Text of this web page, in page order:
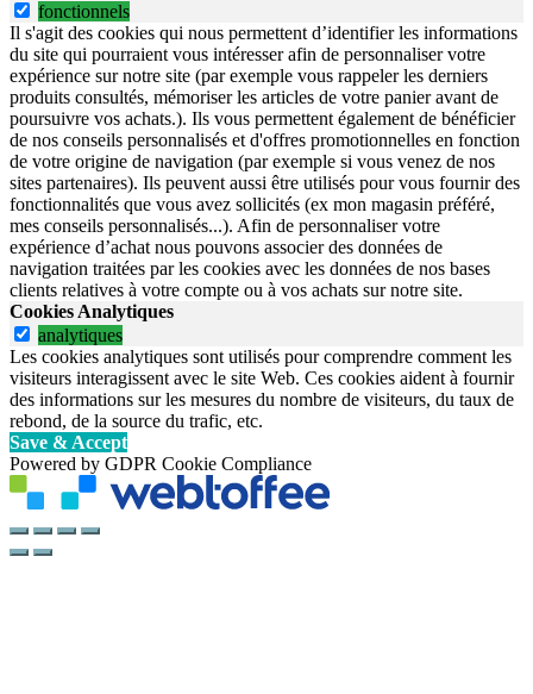
fonctionnels
Il s'agit des cookies qui nous permettent d’identifier les informations
du site qui pourraient vous intéresser afin de personnaliser votre
expérience sur notre site (par exemple vous rappeler les derniers
produits consultés, mémoriser les articles de votre panier avant de
poursuivre vos achats.). Ils vous permettent également de bénéficier
de nos conseils personnalisés et d'offres promotionnelles en fonction
de votre origine de navigation (par exemple si vous venez de nos
sites partenaires). Ils peuvent aussi être utilisés pour vous fournir des
fonctionnalités que vous avez sollicités (ex mon magasin préféré,
mes conseils personnalisés...). Afin de personnaliser votre
expérience d’achat nous pouvons associer des données de
navigation traitées par les cookies avec les données de nos bases
clients relatives à votre compte ou à vos achats sur notre site.
Cookies Analytiques
analytiques
Les cookies analytiques sont utilisés pour comprendre comment les
visiteurs interagissent avec le site Web. Ces cookies aident à fournir
des informations sur les mesures du nombre de visiteurs, du taux de
rebond, de la source du trafic, etc.
Save & Accept
Powered by GDPR Cookie Compliance